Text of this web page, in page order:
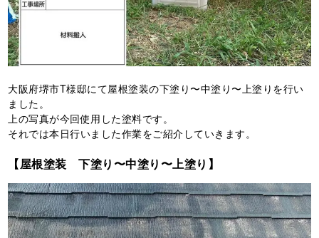
大阪府堺市T様邸にて屋根塗装の下塗り〜中塗り〜上塗りを行い
ました。
上の写真が今回使用した塗料です。
それでは本日行いました作業をご紹介していきます。
【屋根塗装 下塗り〜中塗り〜上塗り】